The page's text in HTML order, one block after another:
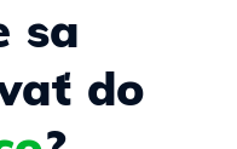
sa
do